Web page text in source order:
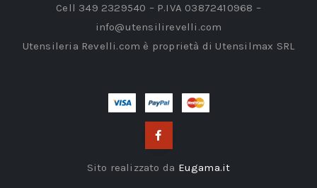
Cell 349 2329540 – P.IVA 03872410968 –
info@utensilirevelli.com
Utensileria Revelli.com è proprietà di Utensilmax SRL
Sito realizzato da Eugama.it